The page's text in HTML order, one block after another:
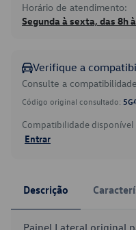
Horário de atendimento:
Segunda à sexta, das 8h
Verifique a
Consulte a
Código original consultado:
Compatibilidade
Entrar
Descrição
Painel Lateral original